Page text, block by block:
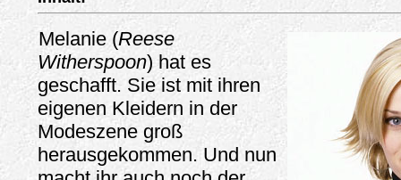
Melanie (Reese
Witherspoon) hat es
geschafft. Sie ist mit ihren
eigenen Kleidern in der
Modeszene groß
herausgekommen. Und nun